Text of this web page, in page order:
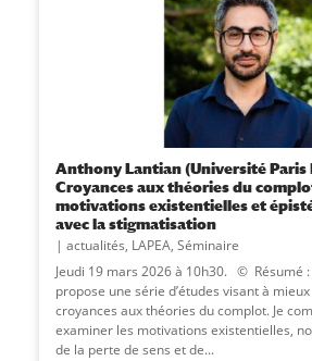
Anthony Lantian (Université Paris
Croyances aux théories du
motivations existentielles et
avec la stigmatisation
actualités, LAPEA, Séminaire
Jeudi 19 mars 2026 à 10h30. © Résumé
propose une série d’études visant à
croyances aux théories du complot. Je
examiner les motivations existentielles,
de la perte de sens et de...